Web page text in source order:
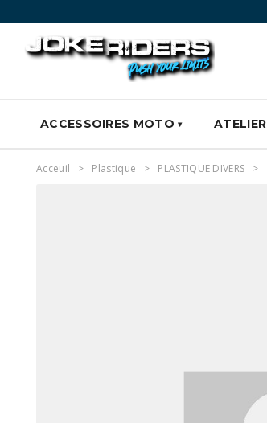
ACCESSOIRES MOTO ATELIER
Acceuil Plastique PLASTIQUE DIVERS